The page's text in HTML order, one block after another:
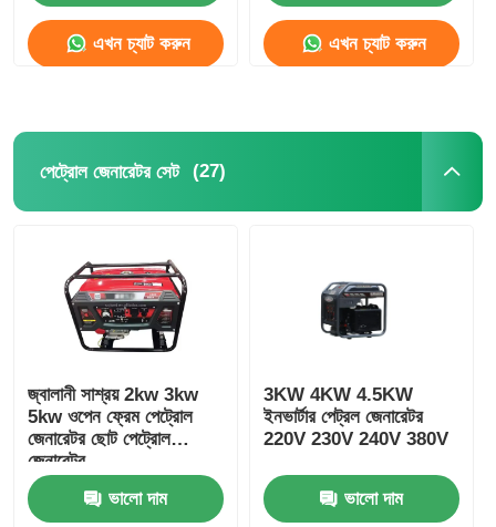
এখন চ্যাট করুন এখন চ্যাট করুন
পেট্রোল জেনারেটর সেট (27)
জ্বালানী সাশ্রয় 2kw 3kw
5kw ওপেন ফ্রেম পেট্রোল
জেনারেটর ছোট পেট্রোল
জেনারেটর
ভালো দাম
3KW 4KW 4.5KW
ইনভার্টার পেট্রল জেনারেটর
220V 230V 240V 380V
ভালো দাম